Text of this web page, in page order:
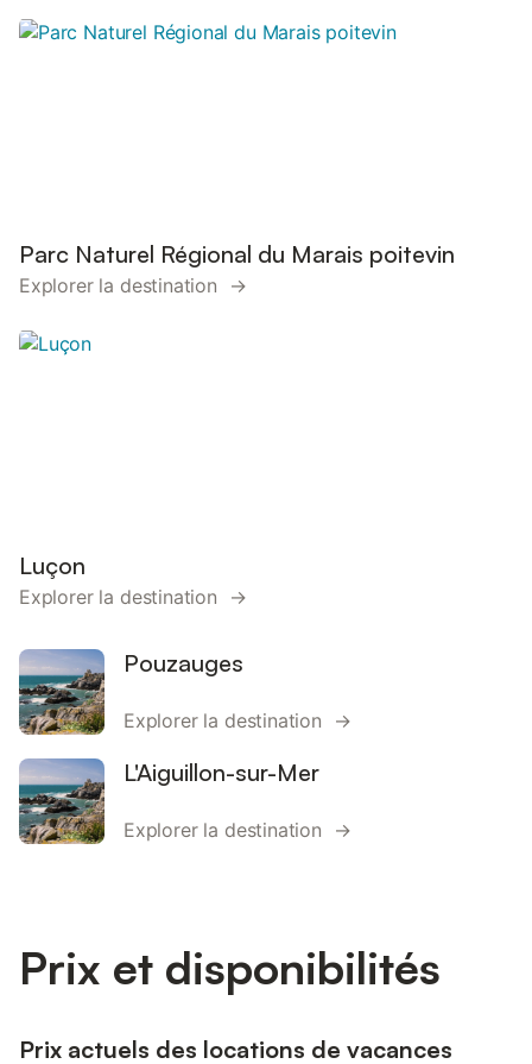
Parc Naturel Régional du Marais poitevin
Explorer la destination →
Luçon
Explorer la destination →
Pouzauges
Explorer la destination →
L'Aiguillon-sur-Mer
Explorer la destination →
Prix et disponibilités
Prix actuels des locations de vacances